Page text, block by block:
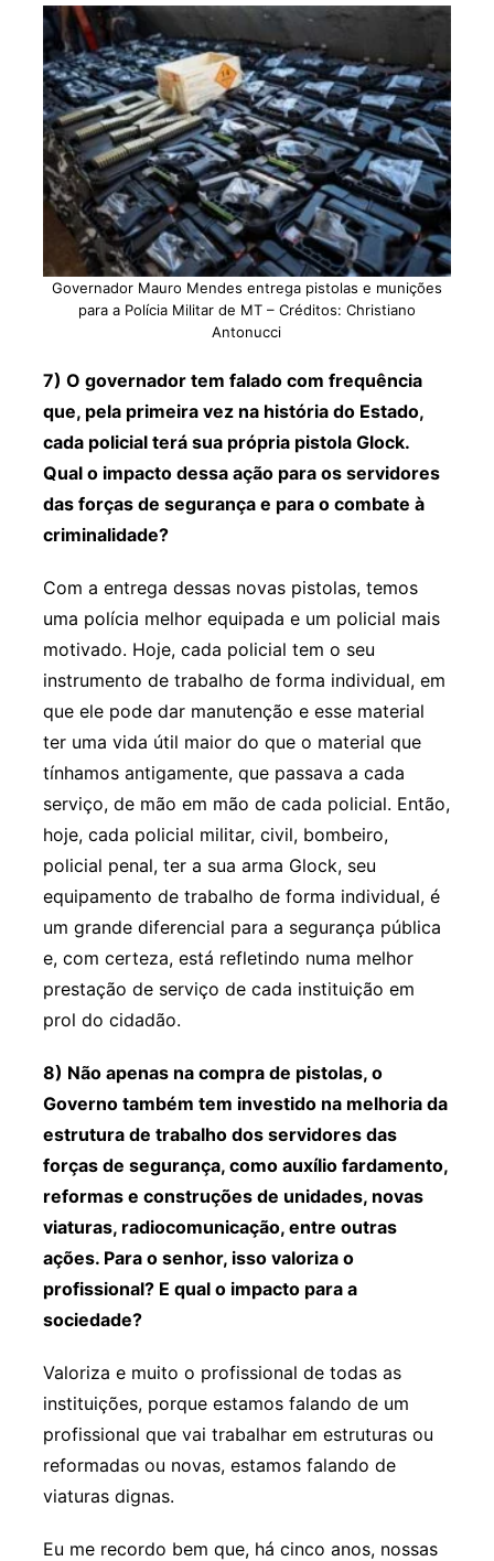
Governador Mauro Mendes entrega pistolas e munições
para a Polícia Militar de MT – Créditos: Christiano
Antonucci
7) O governador tem falado com frequência
que, pela primeira vez na história do Estado,
cada policial terá sua própria pistola Glock.
Qual o impacto dessa ação para os servidores
das forças de segurança e para o combate à
criminalidade?
Com a entrega dessas novas pistolas, temos
uma polícia melhor equipada e um policial mais
motivado. Hoje, cada policial tem o seu
instrumento de trabalho de forma individual, em
que ele pode dar manutenção e esse material
ter uma vida útil maior do que o material que
tínhamos antigamente, que passava a cada
serviço, de mão em mão de cada policial. Então,
hoje, cada policial militar, civil, bombeiro,
policial penal, ter a sua arma Glock, seu
equipamento de trabalho de forma individual, é
um grande diferencial para a segurança pública
e, com certeza, está refletindo numa melhor
prestação de serviço de cada instituição em
prol do cidadão.
8) Não apenas na compra de pistolas, o
Governo também tem investido na melhoria da
estrutura de trabalho dos servidores das
forças de segurança, como auxílio fardamento,
reformas e construções de unidades, novas
viaturas, radiocomunicação, entre outras
ações. Para o senhor, isso valoriza o
profissional? E qual o impacto para a
sociedade?
Valoriza e muito o profissional de todas as
instituições, porque estamos falando de um
profissional que vai trabalhar em estruturas ou
reformadas ou novas, estamos falando de
viaturas dignas.
Eu me recordo bem que, há cinco anos, nossas